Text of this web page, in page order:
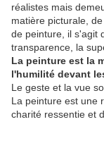
réalistes mais
matière picturale,
de peinture, il s'agit
transparence, la
La peinture est la
l'humilité devant
Le geste et la vue
La peinture est une
charité ressentie et